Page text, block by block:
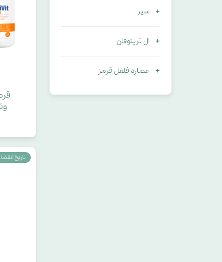
سیر
ال تریتوفان
عصاره فلفل قرمز
تاریخ انقضاء : 01/